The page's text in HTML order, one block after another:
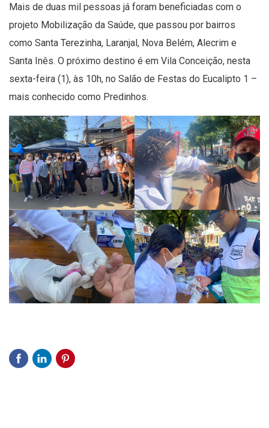
Mais de duas mil pessoas já foram beneficiadas com o
projeto Mobilização da Saúde, que passou por bairros
como Santa Terezinha, Laranjal, Nova Belém, Alecrim e
Santa Inês. O próximo destino é em Vila Conceição, nesta
sexta-feira (1), às 10h, no Salão de Festas do Eucalipto 1 –
mais conhecido como Predinhos.